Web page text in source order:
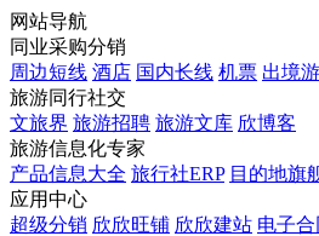
网站导航
同业采购分销
周边短线 酒店 国内长线 机票 出境游
旅游同行社交
文旅界 旅游招聘 旅游文库 欣博客
旅游信息化专家
产品信息大全 旅行社ERP 目的地旗
应用中心
超级分销 欣欣旺铺 欣欣建站 电子合